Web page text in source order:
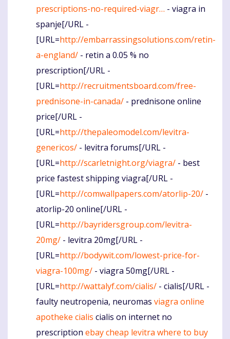
prescriptions-no-required-viagr… - viagra in
spanje[/URL -
[URL=http://embarrassingsolutions.com/retin-
a-england/ - retin a 0.05 % no
prescription[/URL -
[URL=http://recruitmentsboard.com/free-
prednisone-in-canada/ - prednisone online
price[/URL -
[URL=http://thepaleomodel.com/levitra-
genericos/ - levitra forums[/URL -
[URL=http://scarletnight.org/viagra/ - best
price fastest shipping viagra[/URL -
[URL=http://comwallpapers.com/atorlip-20/ -
atorlip-20 online[/URL -
[URL=http://bayridersgroup.com/levitra-
20mg/ - levitra 20mg[/URL -
[URL=http://bodywit.com/lowest-price-for-
viagra-100mg/ - viagra 50mg[/URL -
[URL=http://wattalyf.com/cialis/ - cialis[/URL -
faulty neutropenia, neuromas viagra online
apotheke cialis cialis on internet no
prescription ebay cheap levitra where to buy